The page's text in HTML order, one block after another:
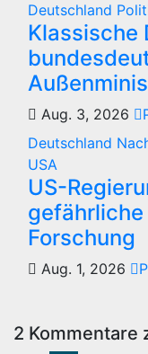
Deutschland
Klassische
Aug. 3, 2026
Deutschland
USA
US-
Forschung
Aug. 1, 2026
2 Kommentare